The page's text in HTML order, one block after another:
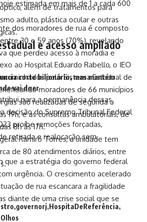
além de tratamentos para
adulto, plástica ocular e outras
e acesso ampliado
ao Hospital Eduardo Rabello, o IEO
pelo Sistema Estadual de
moradores de 66 municípios
são realizadas de segunda a
19h, e as consultas ambulatoriais, de
8h às 17h.
Ramiro Torres, a unidade tem
de 80 atendimentos diários, entre
governorj HospitaDeReferência
estimada em mais de 1 a cada 600
dos moradores de rua é composto
30 e 59 anos (70%), revelando
que perdeu acesso à moradia e
corte bilionário, mas mantém
vai doer
para a permanência dessas
decisão do Supremo Tribunal Federal
proíbe remoções forçadas,
retirada e realocação sem
que a estratégia do governo federal
urgência. O crescimento acelerado
de rua escancara a fragilidade
diante de uma crise social que se